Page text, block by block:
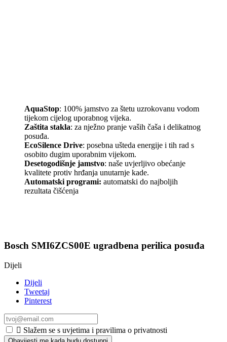
AquaStop: 100% jamstvo za štetu uzrokovanu vodom
tijekom cijelog uporabnog vijeka.
Zaštita stakla: za nježno pranje vaših čaša i delikatnog
posuđa.
EcoSilence Drive: posebna ušteda energije i tih rad s
osobito dugim uporabnim vijekom.
Desetogodišnje jamstvo: naše uvjerljivo obećanje
kvalitete protiv hrđanja unutarnje kade.
Automatski programi: automatski do najboljih
rezultata čišćenja
Bosch SMI6ZCS00E ugradbena perilica posuđa
Dijeli
Dijeli
Tweetaj
Pinterest
 Slažem se s uvjetima i pravilima o privatnosti